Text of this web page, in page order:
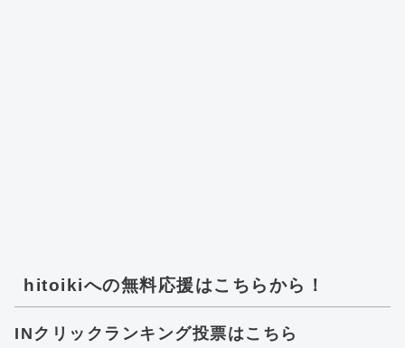
hitoikiへの無料応援はこちらから！
INクリックランキング投票はこちら